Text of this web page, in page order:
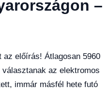
–
az előírás! Átlagosan 5960
az elektromos
immár másfél hete futó